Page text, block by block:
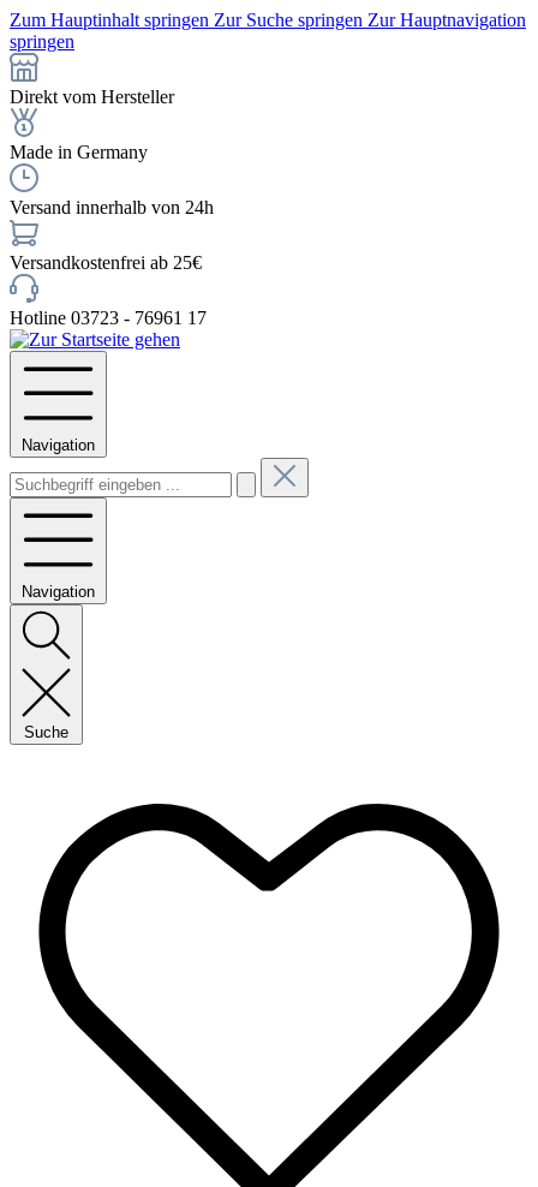
Zum Hauptinhalt springen Zur Suche springen Zur Hauptnavigation
springen
Direkt vom Hersteller
Made in Germany
Versand innerhalb von 24h
Versandkostenfrei ab 25€
Hotline 03723 - 76961 17
Navigation
Navigation
Suche